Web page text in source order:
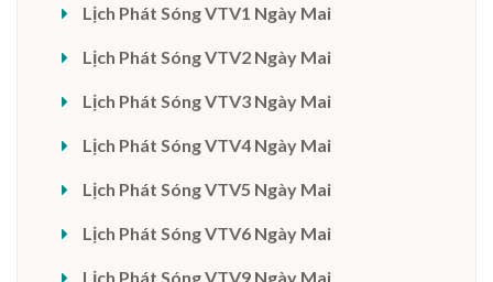
Lịch Phát Sóng VTV1 Ngày Mai
Lịch Phát Sóng VTV2 Ngày Mai
Lịch Phát Sóng VTV3 Ngày Mai
Lịch Phát Sóng VTV4 Ngày Mai
Lịch Phát Sóng VTV5 Ngày Mai
Lịch Phát Sóng VTV6 Ngày Mai
Lịch Phát Sóng VTV9 Ngày Mai